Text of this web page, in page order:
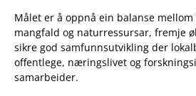
Målet er å oppnå ein balanse
mangfald og naturressursar, fremje
sikre god samfunnsutvikling der
offentlege, næringslivet og
samarbeider.